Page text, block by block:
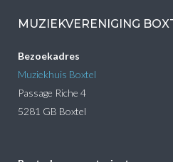
MUZIEKVERENIGING
Bezoekadres
Muziekhuis Boxtel
Passage Riche 4
5281 GB Boxtel